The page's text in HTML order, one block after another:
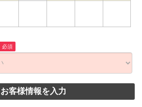
必須
お客様情報を入力